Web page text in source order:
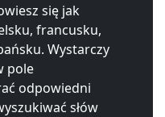
się jak
francusku,
Wystarczy
pole
odpowiedni
słów